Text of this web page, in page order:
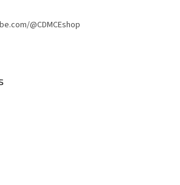
@CDMCEshop